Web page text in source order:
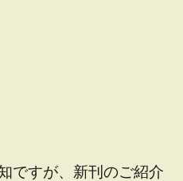
ですが、新刊のご紹介